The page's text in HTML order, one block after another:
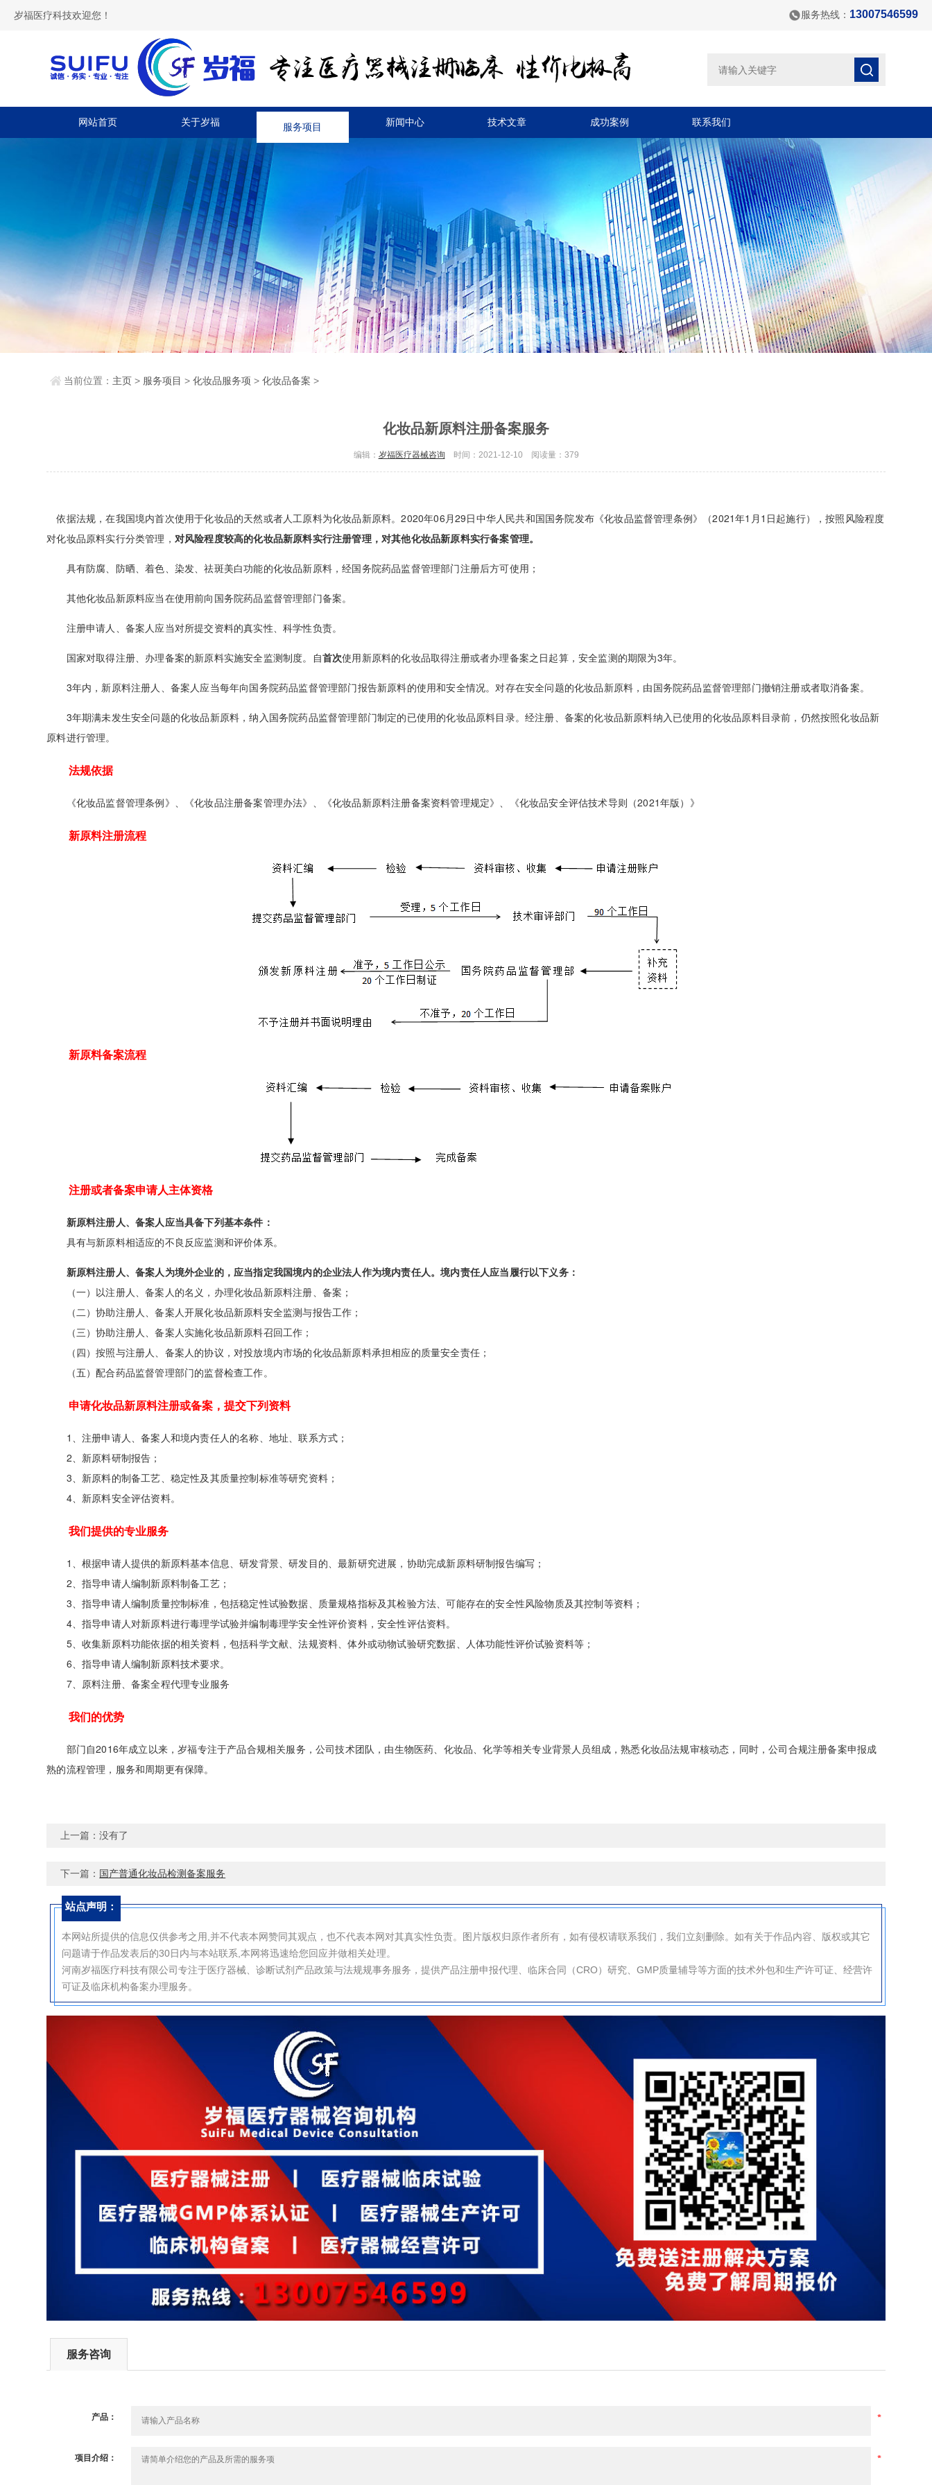
服务热线： 13007546599
岁福医疗科技欢迎您！
网站首页 关于岁福 服务项目 新闻中心 技术文章 成功案例 联系我们
当前位置： 主页 > 服务项目 >化妆品服务项 >化妆品备案 >
化妆品新原料注册备案服务
编辑： 岁福医疗器械咨询 时间：2021-12-10 阅读量： 379
依据法规，在我国境内首次使用于化妆品的天然或者人工原料为化妆品新原料。2020年06月29日中华人民共和国国务院发布《化妆品监督管理条例》（2021年1月1日起施行），按照风险程度
对化妆品原料实行分类管理， 对风险程度较高的化妆品新原料实行注册管理，对其他化妆品新原料实行备案管理。
具有防腐、防晒、着色、染发、祛斑美白功能的化妆品新原料，经国务院药品监督管理部门注册后方可使用；
其他化妆品新原料应当在使用前向国务院药品监督管理部门备案。
注册申请人、备案人应当对所提交资料的真实性、科学性负责。
国家对取得注册、办理备案的新原料实施安全监测制度。自首次使用新原料的化妆品取得注册或者办理备案之日起算，安全监测的期限为3年。
3年内，新原料注册人、备案人应当每年向国务院药品监督管理部门报告新原料的使用和安全情况。对存在安全问题的化妆品新原料，由国务院药品监督管理部门撤销注册或者取消备案。
3年期满未发生安全问题的化妆品新原料，纳入国务院药品监督管理部门制定的已使用的化妆品原料目录。经注册、备案的化妆品新原料纳入已使用的化妆品原料目录前，仍然按照化妆品新
原料进行管理。
法规依据
《化妆品监督管理条例》、《化妆品注册备案管理办法》、《化妆品新原料注册备案资料管理规定》、《化妆品安全评估技术导则（2021年版）》
新原料注册流程
新原料备案流程
注册或者备案申请人主体资格
新原料注册人、备案人应当具备下列基本条件：
具有与新原料相适应的不良反应监测和评价体系。
新原料注册人、备案人为境外企业的，应当指定我国境内的企业法人作为境内责任人。境内责任人应当履行以下义务：
（一）以注册人、备案人的名义，办理化妆品新原料注册、备案；
（二）协助注册人、备案人开展化妆品新原料安全监测与报告工作；
（三）协助注册人、备案人实施化妆品新原料召回工作；
（四）按照与注册人、备案人的协议，对投放境内市场的化妆品新原料承担相应的质量安全责任；
（五）配合药品监督管理部门的监督检查工作。
申请化妆品新原料注册或备案，提交下列资料
1、注册申请人、备案人和境内责任人的名称、地址、联系方式；
2、新原料研制报告；
3、新原料的制备工艺、稳定性及其质量控制标准等研究资料；
4、新原料安全评估资料。
我们提供的专业服务
1、根据申请人提供的新原料基本信息、研发背景、研发目的、最新研究进展，协助完成新原料研制报告编写；
2、指导申请人编制新原料制备工艺；
3、指导申请人编制质量控制标准，包括稳定性试验数据、质量规格指标及其检验方法、可能存在的安全性风险物质及其控制等资料；
4、指导申请人对新原料进行毒理学试验并编制毒理学安全性评价资料，安全性评估资料。
5、收集新原料功能依据的相关资料，包括科学文献、法规资料、体外或动物试验研究数据、人体功能性评价试验资料等；
6、指导申请人编制新原料技术要求。
7、原料注册、备案全程代理专业服务
我们的优势
部门自2016年成立以来，岁福专注于产品合规相关服务，公司技术团队，由生物医药、化妆品、化学等相关专业背景人员组成，熟悉化妆品法规审核动态，同时，公司合规注册备案申报成
熟的流程管理，服务和周期更有保障。
上一篇：没有了
下一篇： 国产普通化妆品检测备案服务
站点声明：
本网站所提供的信息仅供参考之用,并不代表本网赞同其观点，也不代表本网对其真实性负责。图片版权归原作者所有，如有侵权请联系我们，我们立刻删除。如有关于作品内容、版权或其它
问题请于作品发表后的30日内与本站联系,本网将迅速给您回应并做相关处理。
河南岁福医疗科技有限公司专注于医疗器械、诊断试剂产品政策与法规规事务服务，提供产品注册申报代理、临床合同（CRO）研究、GMP质量辅导等方面的技术外包和生产许可证、经营许
可证及临床机构备案办理服务。
服务咨询
产品：
项目介绍：